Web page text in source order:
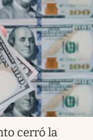
cerró la